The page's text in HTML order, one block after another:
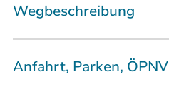
Wegbeschreibung
Anfahrt, Parken, ÖPNV